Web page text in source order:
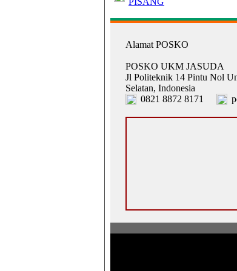
Alamat POSKO
POSKO UKM JASUDA
Jl Politeknik 14 Pintu Nol
Selatan, Indonesia
0821 8872 8171